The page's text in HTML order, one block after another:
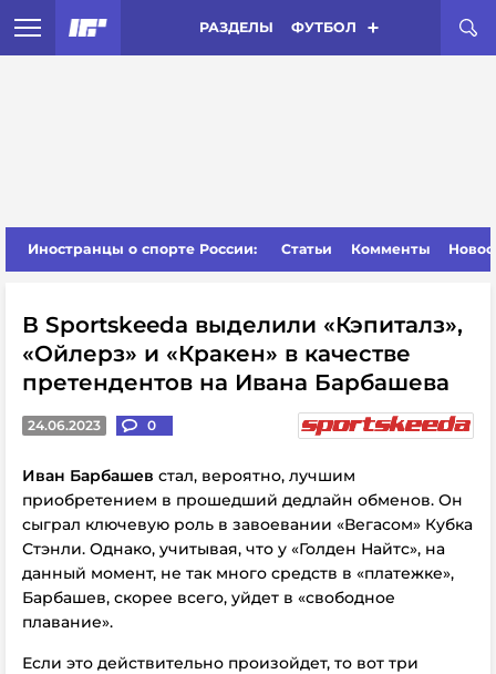
РАЗДЕЛЫ ФУТБОЛ
Иностранцы о спорте России: Статьи Комменты
В Sportskeeda выделили «Кэпиталз»,
«Ойлерз» и «Кракен» в качестве
претендентов на Ивана Барбашева
24.06.2023 0
Иван Барбашев стал, вероятно, лучшим
приобретением в прошедший дедлайн обменов. Он
сыграл ключевую роль в завоевании «Вегасом» Кубка
Стэнли. Однако, учитывая, что у «Голден Найтс», на
данный момент, не так много средств в «платежке»,
Барбашев, скорее всего, уйдет в «свободное
плавание».
Если это действительно произойдет, то вот три